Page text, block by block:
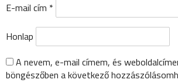
E-mail cím *
Honlap
A nevem, e-mail címem, és
böngészőben a következő